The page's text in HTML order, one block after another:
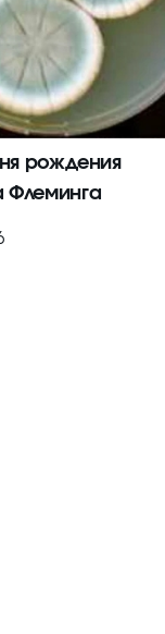
рождения
Флеминга